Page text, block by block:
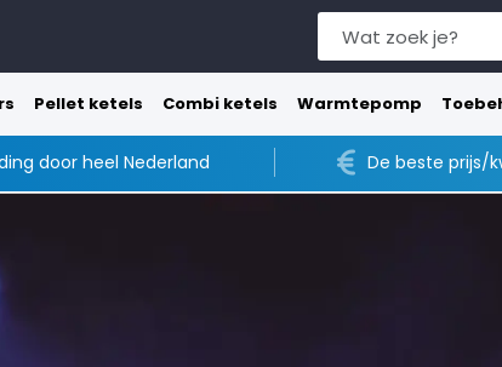
Pellet ketels Combi ketels Warmtepomp
door heel Nederland De beste prijs/